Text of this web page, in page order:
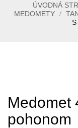
ÚVODNÁ
MEDOMETY
S
Medomet
pohonom